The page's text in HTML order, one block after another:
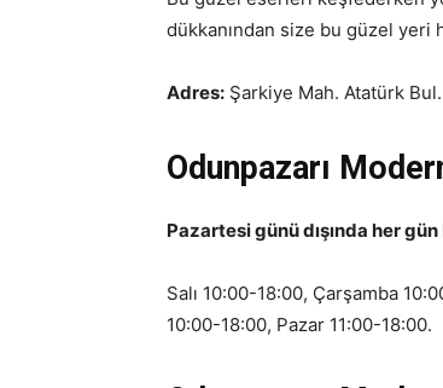
dükkanından size bu güzel yeri
Adres: Şarkiye Mah. Atatürk
Odunpazarı
Pazartesi günü dışında her
Salı 10:00-18:00, Çarşamba
10:00-18:00, Pazar 11:00-18:00.